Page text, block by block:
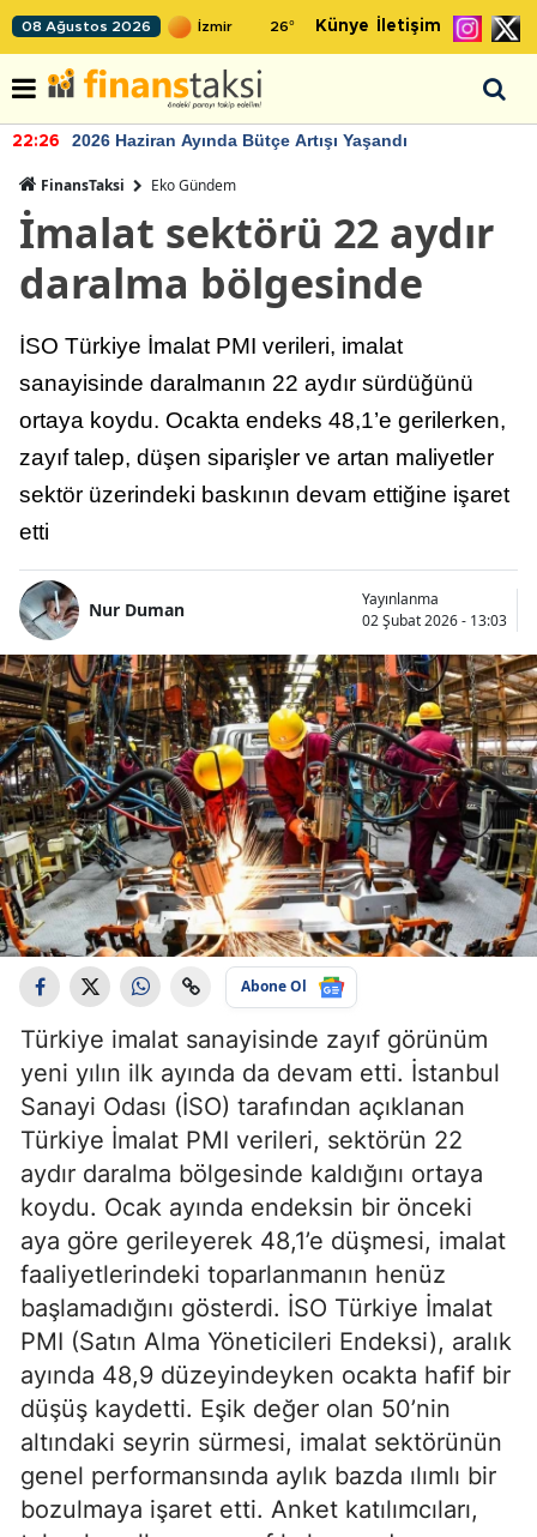
08 Ağustos 2026 26° Künye İletişim
22:26 2026 Haziran Ayında Bütçe Artışı Yaşandı
FinansTaksi Eko Gündem
İmalat sektörü 22 aydır
daralma bölgesinde
İSO Türkiye İmalat PMI verileri, imalat
sanayisinde daralmanın 22 aydır sürdüğünü
ortaya koydu. Ocakta endeks 48,1’e gerilerken,
zayıf talep, düşen siparişler ve artan maliyetler
sektör üzerindeki baskının devam ettiğine işaret
etti
Nur Duman
Yayınlanma
02 Şubat 2026 - 13:03
Abone Ol
Türkiye imalat sanayisinde zayıf görünüm
yeni yılın ilk ayında da devam etti. İstanbul
Sanayi Odası (İSO) tarafından açıklanan
Türkiye İmalat PMI verileri, sektörün 22
aydır daralma bölgesinde kaldığını ortaya
koydu. Ocak ayında endeksin bir önceki
aya göre gerileyerek 48,1’e düşmesi, imalat
faaliyetlerindeki toparlanmanın henüz
başlamadığını gösterdi. İSO Türkiye İmalat
PMI (Satın Alma Yöneticileri Endeksi), aralık
ayında 48,9 düzeyindeyken ocakta hafif bir
düşüş kaydetti. Eşik değer olan 50’nin
altındaki seyrin sürmesi, imalat sektörünün
genel performansında aylık bazda ılımlı bir
bozulmaya işaret etti. Anket katılımcıları,